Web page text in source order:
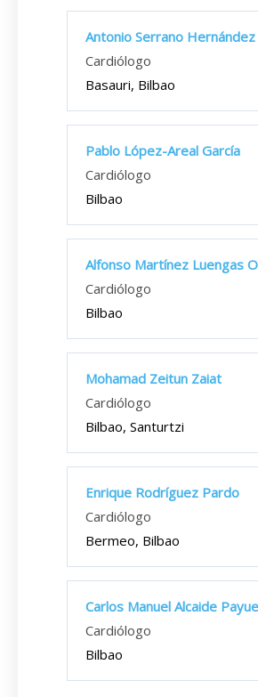
Antonio Serrano Hernández
Cardiólogo
Basauri, Bilbao
Pablo López-Areal García
Cardiólogo
Bilbao
Alfonso Martínez Luengas
Cardiólogo
Bilbao
Mohamad Zeitun Zaiat
Cardiólogo
Bilbao, Santurtzi
Enrique Rodríguez Pardo
Cardiólogo
Bermeo, Bilbao
Carlos Manuel Alcaide
Cardiólogo
Bilbao